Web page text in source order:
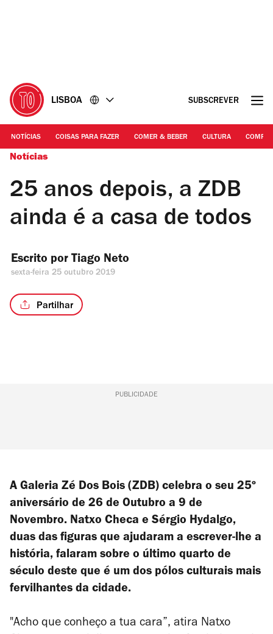
LISBOA SUBSCREVER
NOTÍCIAS COISAS PARA FAZER COMER & BEBER CULTURA
Notícias
25 anos depois, a ZDB
ainda é a casa de todos
Escrito por Tiago Neto
sexta-feira 25 outubro 2019
Partilhar
PUBLICIDADE
A Galeria Zé Dos Bois (ZDB) celebra o seu 25º
aniversário de 26 de Outubro a 9 de
Novembro. Natxo Checa e Sérgio Hydalgo,
duas das figuras que ajudaram a escrever-lhe a
história, falaram sobre o último quarto de
século deste que é um dos pólos culturais mais
fervilhantes da cidade.
"Acho que conheço a tua cara”, atira Natxo